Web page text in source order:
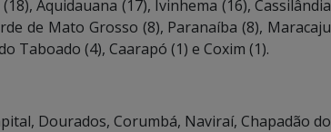
Aquidauana (17), Ivinhema (16), Cassilândia
de Mato Grosso (8), Paranaíba (8), Maracaju
Taboado (4), Caarapó (1) e Coxim (1).
Dourados, Corumbá, Naviraí, Chapadão do